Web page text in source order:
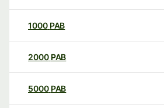
1000 PAB
2000 PAB
5000 PAB